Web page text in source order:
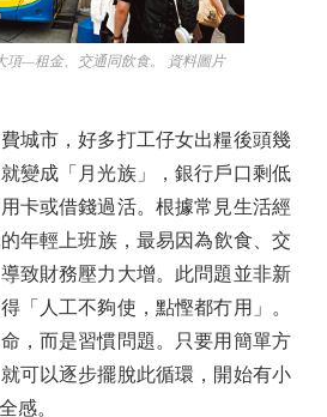
項—租金、交通同飲食。 資料圖片
市，好多打工仔女出糧後頭幾
變成「月光族」，銀行戶口剩低
卡或借錢過活。根據常見生活經
年輕上班族，最易因為飲食、交
致財務壓力大增。此問題並非新
「人工不夠使，點慳都冇用」。
，而是習慣問題。只要用簡單方
可以逐步擺脫此循環，開始有小
感。